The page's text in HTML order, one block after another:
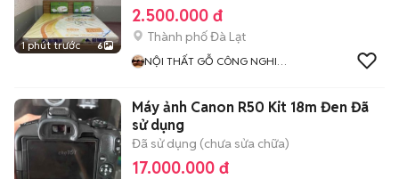
1 phút trước 6
2.500.000 đ
Thành phố Đà Lạt
NỘI THẤT GỖ CÔNG NGHIỆP
Máy ảnh Canon R50 Kit 18m Đen Đã
sử dụng
Đã sử dụng (chưa sửa chữa)
17.000.000 đ